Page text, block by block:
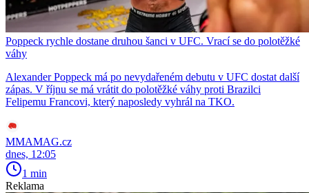
Poppeck rychle dostane druhou šanci v UFC. Vrací se do polotěžké
váhy
Alexander Poppeck má po nevydařeném debutu v UFC dostat další
zápas. V říjnu se má vrátit do polotěžké váhy proti Brazilci
Felipemu Francovi, který naposledy vyhrál na TKO.
MMAMAG.cz
dnes, 12:05
1 min
Reklama